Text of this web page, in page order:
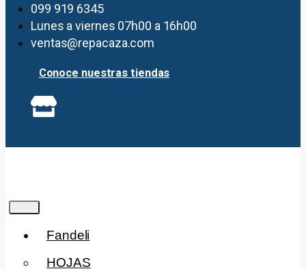
099 919 6345
Lunes a viernes 07h00 a 16h00
ventas@repacaza.com
Conoce nuestras tiendas
Fandeli
HOJAS